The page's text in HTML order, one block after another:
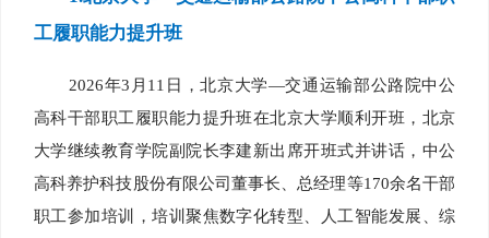
工履职能力提升班
2026年3月11日，北京大学—交通运输部公路院中公
高科干部职工履职能力提升班在北京大学顺利开班，北京
大学继续教育学院副院长李建新出席开班式并讲话，中公
高科养护科技股份有限公司董事长、总经理等170余名干部
职工参加培训，培训聚焦数字化转型、人工智能发展、综